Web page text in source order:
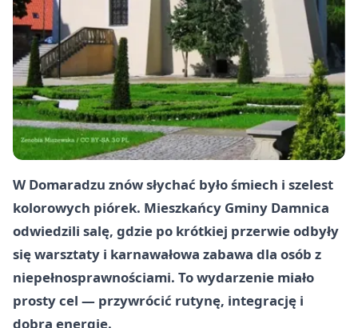
W Domaradzu znów słychać było śmiech i szelest
kolorowych piórek. Mieszkańcy Gminy Damnica
odwiedzili salę, gdzie po krótkiej przerwie odbyły
się warsztaty i karnawałowa zabawa dla osób z
niepełnosprawnościami. To wydarzenie miało
prosty cel — przywrócić rutynę, integrację i
dobrą energię.